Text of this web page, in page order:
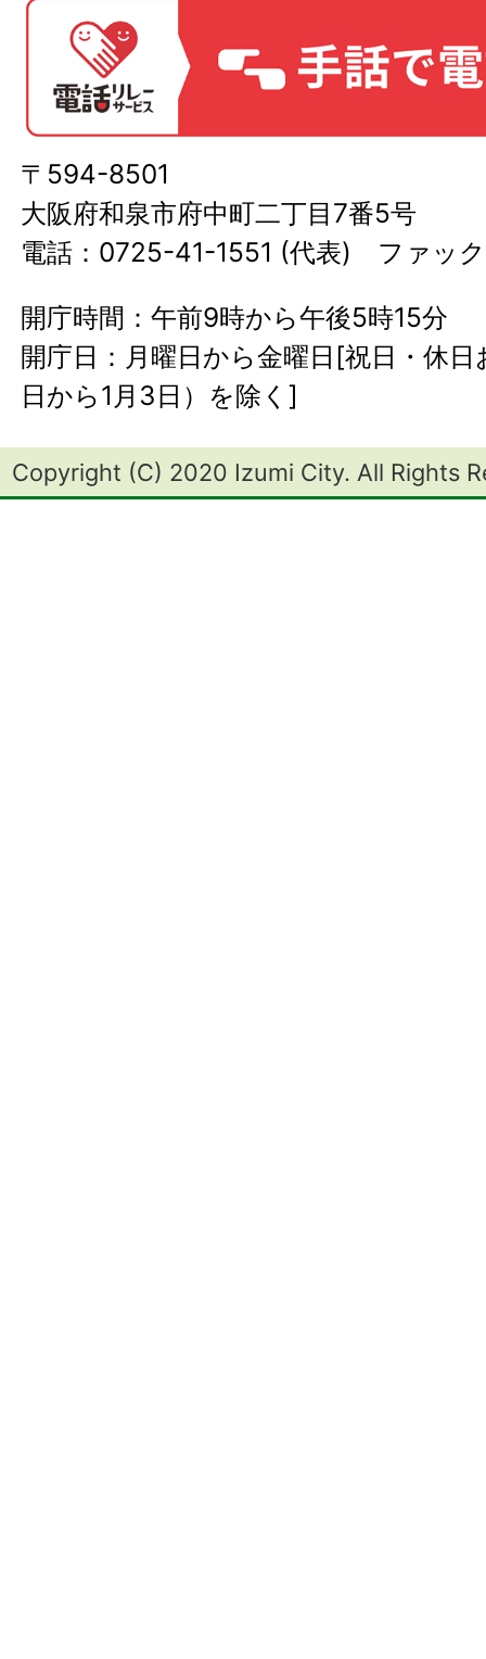
〒594-8501
大阪府和泉市府中町二丁目7番5号
電話：0725-41-1551 (代表) ファッ
開庁時間：午前9時から午後5時15分
開庁日：月曜日から金曜日[祝日・休
日から1月3日）を除く]
Copyright (C) 2020 Izumi City. All Rights